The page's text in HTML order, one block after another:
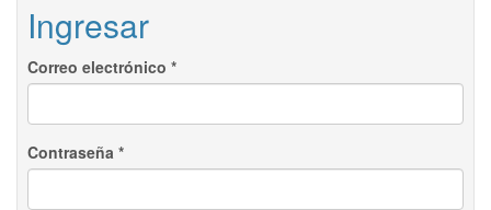
Ingresar
Correo electrónico *
Contraseña *